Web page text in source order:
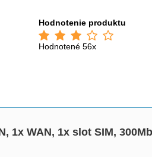
Hodnotenie produktu
Hodnotené 56x
1x WAN, 1x slot SIM,